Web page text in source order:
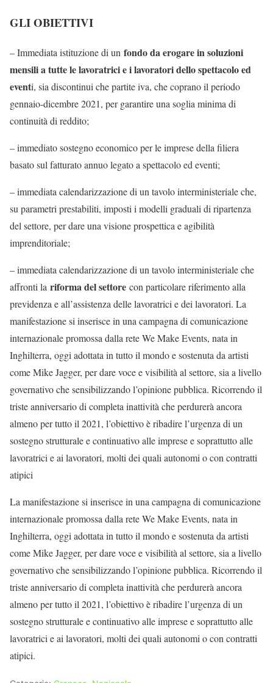
GLI OBIETTIVI
– Immediata istituzione di un fondo da erogare in soluzioni
mensili a tutte le lavoratrici e i lavoratori dello spettacolo ed
eventi, sia discontinui che partite iva, che coprano il periodo
gennaio-dicembre 2021, per garantire una soglia minima di
continuità di reddito;
– immediato sostegno economico per le imprese della filiera
basato sul fatturato annuo legato a spettacolo ed eventi;
– immediata calendarizzazione di un tavolo interministeriale che,
su parametri prestabiliti, imposti i modelli graduali di ripartenza
del settore, per dare una visione prospettica e agibilità
imprenditoriale;
– immediata calendarizzazione di un tavolo interministeriale che
affronti la riforma del settore con particolare riferimento alla
previdenza e all’assistenza delle lavoratrici e dei lavoratori. La
manifestazione si inserisce in una campagna di comunicazione
internazionale promossa dalla rete We Make Events, nata in
Inghilterra, oggi adottata in tutto il mondo e sostenuta da artisti
come Mike Jagger, per dare voce e visibilità al settore, sia a livello
governativo che sensibilizzando l’opinione pubblica. Ricorrendo il
triste anniversario di completa inattività che perdurerà ancora
almeno per tutto il 2021, l’obiettivo è ribadire l’urgenza di un
sostegno strutturale e continuativo alle imprese e soprattutto alle
lavoratrici e ai lavoratori, molti dei quali autonomi o con contratti
atipici
La manifestazione si inserisce in una campagna di comunicazione
internazionale promossa dalla rete We Make Events, nata in
Inghilterra, oggi adottata in tutto il mondo e sostenuta da artisti
come Mike Jagger, per dare voce e visibilità al settore, sia a livello
governativo che sensibilizzando l’opinione pubblica. Ricorrendo il
triste anniversario di completa inattività che perdurerà ancora
almeno per tutto il 2021, l’obiettivo è ribadire l’urgenza di un
sostegno strutturale e continuativo alle imprese e soprattutto alle
lavoratrici e ai lavoratori, molti dei quali autonomi o con contratti
atipici.